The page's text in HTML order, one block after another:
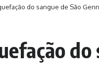
do sangue de São
do